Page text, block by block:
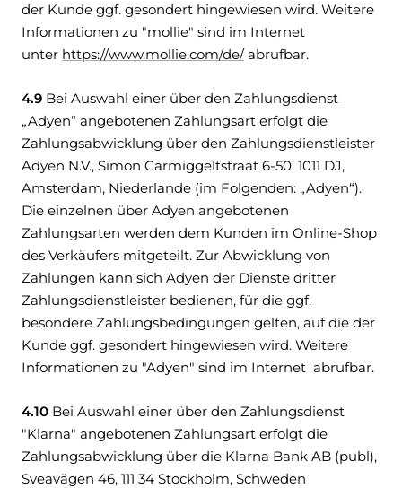
der Kunde ggf. gesondert hingewiesen wird. Weitere
Informationen zu "mollie" sind im Internet
unter https://www.mollie.com/de/abrufbar.
4.9 Bei Auswahl einer über den Zahlungsdienst
„Adyen“ angebotenen Zahlungsart erfolgt die
Zahlungsabwicklung über den Zahlungsdienstleister
Adyen N.V., Simon Carmiggeltstraat 6-50, 1011 DJ,
Amsterdam, Niederlande (im Folgenden: „Adyen“).
Die einzelnen über Adyen angebotenen
Zahlungsarten werden dem Kunden im Online-Shop
des Verkäufers mitgeteilt. Zur Abwicklung von
Zahlungen kann sich Adyen der Dienste dritter
Zahlungsdienstleister bedienen, für die ggf.
besondere Zahlungsbedingungen gelten, auf die der
Kunde ggf. gesondert hingewiesen wird. Weitere
Informationen zu "Adyen" sind im Internet abrufbar.
4.10 Bei Auswahl einer über den Zahlungsdienst
"Klarna" angebotenen Zahlungsart erfolgt die
Zahlungsabwicklung über die Klarna Bank AB (publ),
Sveavägen 46, 111 34 Stockholm, Schweden